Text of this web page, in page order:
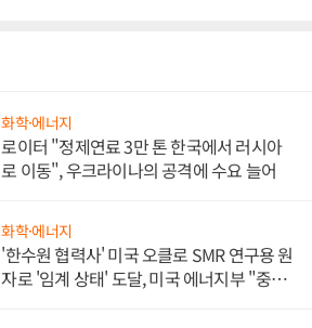
화학·에너지
로이터 "정제연료 3만 톤 한국에서 러시아
로 이동", 우크라이나의 공격에 수요 늘어
화학·에너지
'한수원 협력사' 미국 오클로 SMR 연구용 원
자로 '임계 상태' 도달, 미국 에너지부 "중요